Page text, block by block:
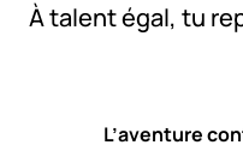
À talent égal, tu
L’aventure